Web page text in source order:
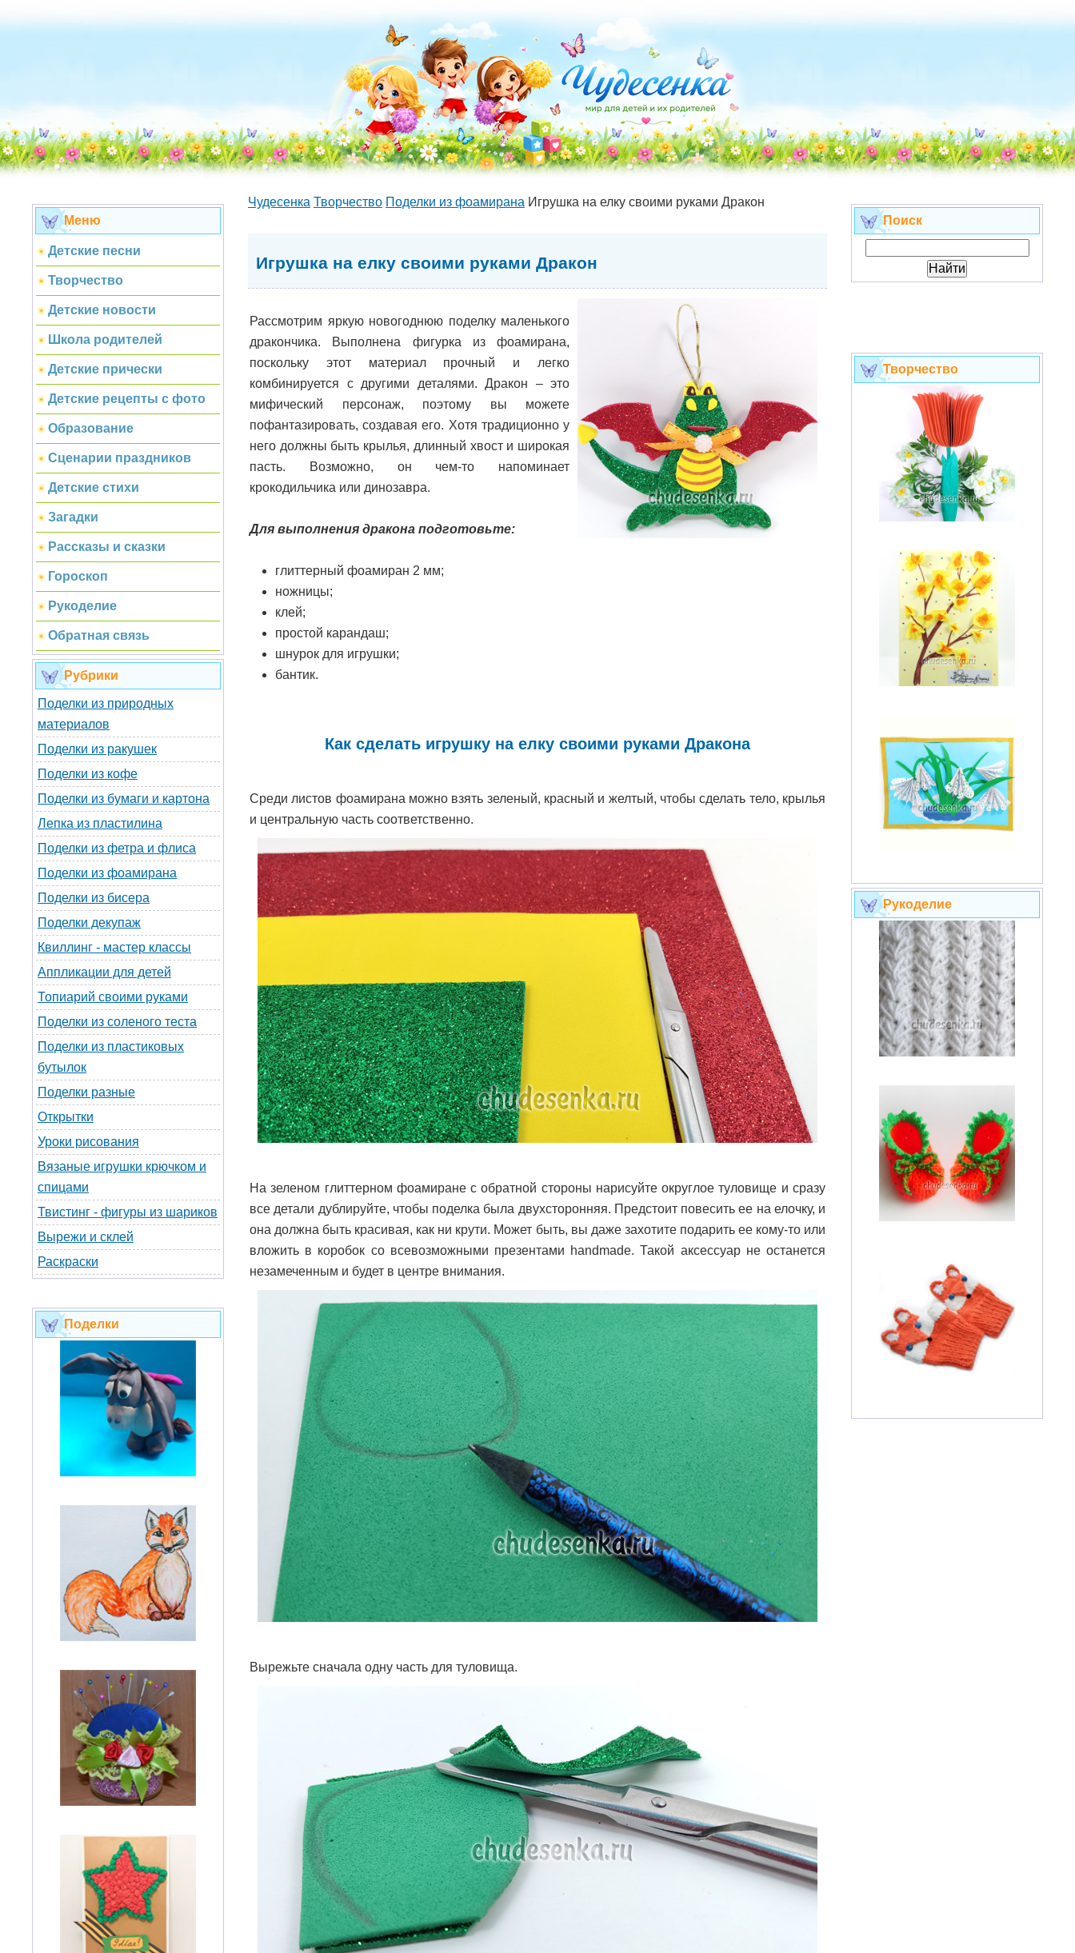
Меню
Детские песни
Творчество
Детские новости
Школа родителей
Детские прически
Детские рецепты с фото
Образование
Сценарии праздников
Детские стихи
Загадки
Рассказы и сказки
Гороскоп
Рукоделие
Обратная связь
Рубрики
Поделки из природных
материалов
Поделки из ракушек
Поделки из кофе
Поделки из бумаги и картона
Лепка из пластилина
Поделки из фетра и флиса
Поделки из фоамирана
Поделки из бисера
Поделки декупаж
Квиллинг - мастер классы
Аппликации для детей
Топиарий своими руками
Поделки из соленого теста
Поделки из пластиковых
бутылок
Поделки разные
Открытки
Уроки рисования
Вязаные игрушки крючком и
спицами
Твистинг - фигуры из шариков
Вырежи и склей
Раскраски
Поделки
Чудесенка Творчество Поделки из фоамирана Игрушка на елку своими руками Дракон
Игрушка на елку своими руками Дракон
Рассмотрим яркую новогоднюю поделку маленького
дракончика. Выполнена фигурка из фоамирана,
поскольку этот материал прочный и легко
комбинируется с другими деталями. Дракон – это
мифический персонаж, поэтому вы можете
пофантазировать, создавая его. Хотя традиционно у
него должны быть крылья, длинный хвост и широкая
пасть. Возможно, он чем-то напоминает
крокодильчика или динозавра.
Для выполнения дракона подготовьте:
глиттерный фоамиран 2 мм;
ножницы;
клей;
простой карандаш;
шнурок для игрушки;
бантик.
Как сделать игрушку на елку своими руками Дракона
Среди листов фоамирана можно взять зеленый, красный и желтый, чтобы сделать тело, крылья
и центральную часть соответственно.
На зеленом глиттерном фоамиране с обратной стороны нарисуйте округлое туловище и сразу
все детали дублируйте, чтобы поделка была двухсторонняя. Предстоит повесить ее на елочку, и
она должна быть красивая, как ни крути. Может быть, вы даже захотите подарить ее кому-то или
вложить в коробок со всевозможными презентами handmade. Такой аксессуар не останется
незамеченным и будет в центре внимания.
Вырежьте сначала одну часть для туловища.
Поиск
Творчество
Рукоделие